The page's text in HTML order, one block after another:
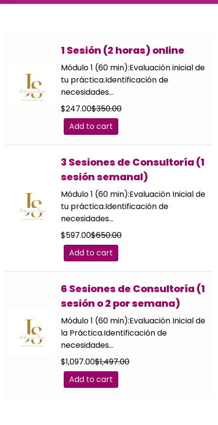
1 Sesión (2 horas) online
Módulo 1 (60 min):Evaluación inicial de
tu práctica.Identificación de
necesidades…
$247.00$350.00
Add to cart
3 Sesiones de Consultoría (1
sesión semanal)
Módulo 1 (60 min):Evaluación Inicial de
tu práctica.Identificación de
necesidades…
$597.00$650.00
Add to cart
6 Sesiones de Consultoría (1
sesión o 2 por semana)
Módulo 1 (60 min):Evaluación Inicial de
la Práctica.Identificación de
necesidades…
$1,097.00$1,497.00
Add to cart